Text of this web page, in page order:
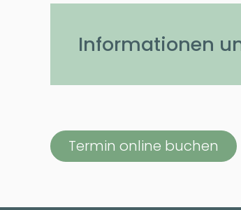
Informationen
Termin online buchen